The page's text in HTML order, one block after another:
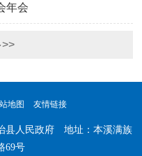
年会
地图 友情链接
县人民政府 地址：本溪满族
69号